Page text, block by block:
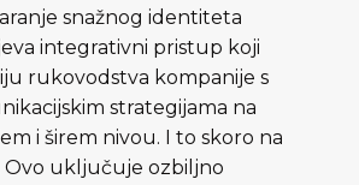
snažnog identiteta
integrativni pristup koji
rukovodstva kompanije s
strategijama na
i širem nivou. I to skoro na
Ovo uključuje ozbiljno